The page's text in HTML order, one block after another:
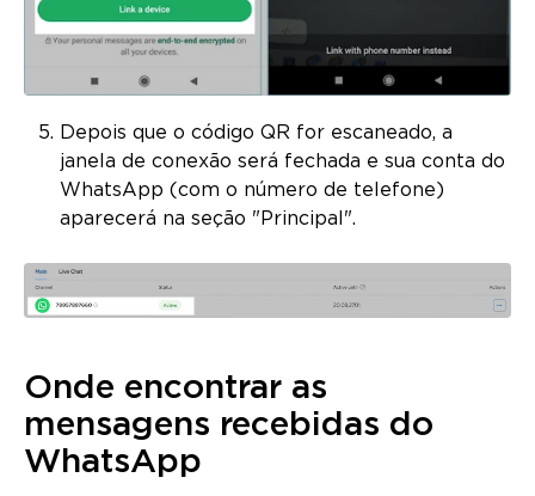
Depois que o código QR for escaneado, a
janela de conexão será fechada e sua conta do
WhatsApp (com o número de telefone)
aparecerá na seção "Principal".
Onde encontrar as
mensagens recebidas do
WhatsApp